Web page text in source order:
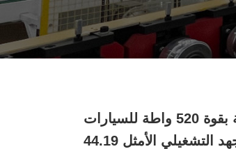
ألواح ضوئية مرنة بقوة 520 واطة للسيارات
المتنقلة المحمولة والجهد التشغيلي الأمثل 44.19